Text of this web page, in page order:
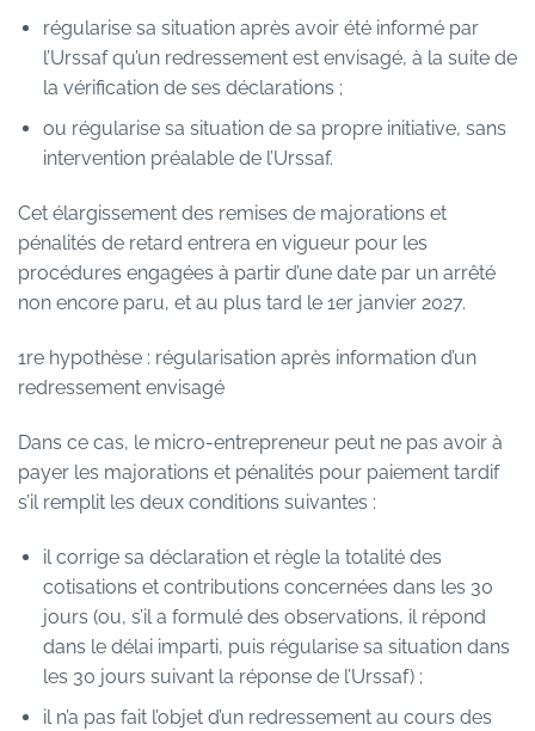
régularise sa situation après avoir été informé par
l’Urssaf qu’un redressement est envisagé, à la suite de
la vérification de ses déclarations ;
ou régularise sa situation de sa propre initiative, sans
intervention préalable de l’Urssaf.
Cet élargissement des remises de majorations et
pénalités de retard entrera en vigueur pour les
procédures engagées à partir d’une date par un arrêté
non encore paru, et au plus tard le 1er janvier 2027.
1re hypothèse : régularisation après information d’un
redressement envisagé
Dans ce cas, le micro-entrepreneur peut ne pas avoir à
payer les majorations et pénalités pour paiement tardif
s’il remplit les deux conditions suivantes :
il corrige sa déclaration et règle la totalité des
cotisations et contributions concernées dans les 30
jours (ou, s’il a formulé des observations, il répond
dans le délai imparti, puis régularise sa situation dans
les 30 jours suivant la réponse de l’Urssaf) ;
il n’a pas fait l’objet d’un redressement au cours des